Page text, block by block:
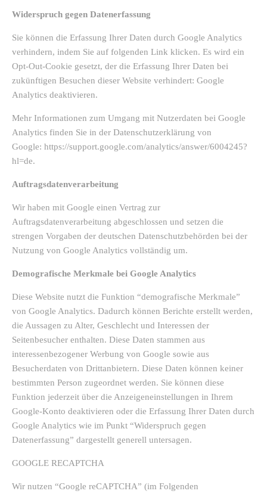
Widerspruch gegen Datenerfassung
Sie können die Erfassung Ihrer Daten durch Google Analytics
verhindern, indem Sie auf folgenden Link klicken. Es wird ein
Opt-Out-Cookie gesetzt, der die Erfassung Ihrer Daten bei
zukünftigen Besuchen dieser Website verhindert: Google
Analytics deaktivieren.
Mehr Informationen zum Umgang mit Nutzerdaten bei Google
Analytics finden Sie in der Datenschutzerklärung von
Google: https://support.google.com/analytics/answer/6004245?
hl=de.
Auftragsdatenverarbeitung
Wir haben mit Google einen Vertrag zur
Auftragsdatenverarbeitung abgeschlossen und setzen die
strengen Vorgaben der deutschen Datenschutzbehörden bei der
Nutzung von Google Analytics vollständig um.
Demografische Merkmale bei Google Analytics
Diese Website nutzt die Funktion “demografische Merkmale”
von Google Analytics. Dadurch können Berichte erstellt werden,
die Aussagen zu Alter, Geschlecht und Interessen der
Seitenbesucher enthalten. Diese Daten stammen aus
interessenbezogener Werbung von Google sowie aus
Besucherdaten von Drittanbietern. Diese Daten können keiner
bestimmten Person zugeordnet werden. Sie können diese
Funktion jederzeit über die Anzeigeneinstellungen in Ihrem
Google-Konto deaktivieren oder die Erfassung Ihrer Daten durch
Google Analytics wie im Punkt “Widerspruch gegen
Datenerfassung” dargestellt generell untersagen.
GOOGLE RECAPTCHA
Wir nutzen “Google reCAPTCHA” (im Folgenden